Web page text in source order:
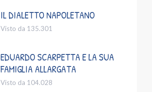
IL DIALETTO NAPOLETANO
Visto da 135.301
EDUARDO SCARPETTA E LA SUA
FAMIGLIA ALLARGATA
Visto da 104.028